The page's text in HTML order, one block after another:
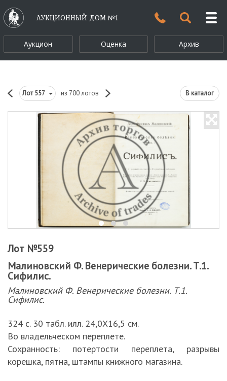
АУКЦИОННЫЙ ДОМ №1
Аукцион Оценка Архив
Лот557 из 700 лотов В каталог
Лот №559
Малиновский Ф. Венерические болезни. Т.1.
Сифилис.
Малиновский Ф. Венерические болезни. Т.1.
Сифилис.
324 с. 30 табл. илл. 24,0Х16,5 см.
Во владельческом переплете.
Сохранность: потертости переплета, разрывы
корешка, пятна, штампы книжного магазина.